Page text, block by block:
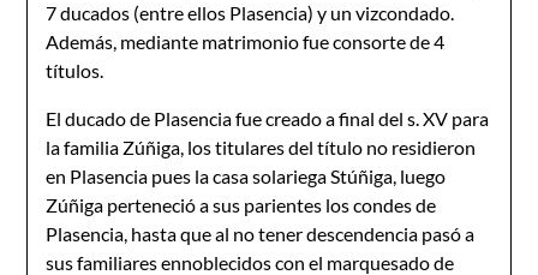
7 ducados (entre ellos Plasencia) y un vizcondado.
Además, mediante matrimonio fue consorte de 4
títulos.
El ducado de Plasencia fue creado a final del s. XV para
la familia Zúñiga, los titulares del título no residieron
en Plasencia pues la casa solariega Stúñiga, luego
Zúñiga perteneció a sus parientes los condes de
Plasencia, hasta que al no tener descendencia pasó a
sus familiares ennoblecidos con el marquesado de